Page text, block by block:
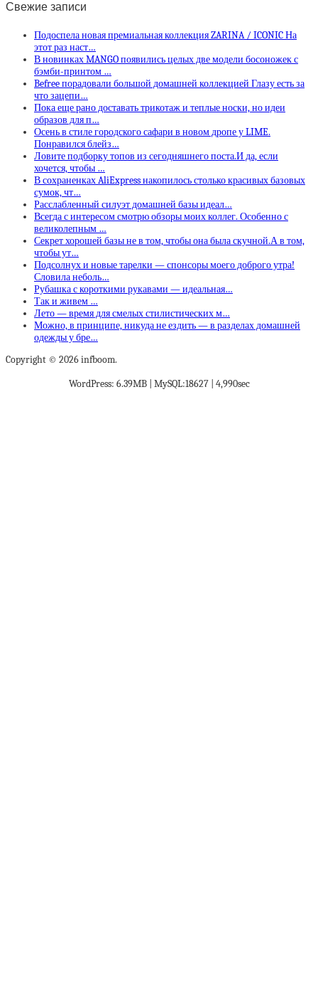
Свежие записи
Подоспела новая премиальная коллекция ZARINA / ICONIC На
этот раз наст…
В новинках MANGO появились целых две модели босоножек с
бэмби-принтом …
Befree порадовали большой домашней коллекцией Глазу есть за
что зацепи…
Пока еще рано доставать трикотаж и теплые носки, но идеи
образов для п…
Осень в стиле городского сафари в новом дропе у LIME.
Понравился блейз…
Ловите подборку топов из сегодняшнего поста.И да, если
хочется, чтобы …
В сохраненках AliExpress накопилось столько красивых базовых
сумок, чт…
Расслабленный силуэт домашней базы идеал…
Всегда с интересом смотрю обзоры моих коллег. Особенно с
великолепным …
Секрет хорошей базы не в том, чтобы она была скучной.А в том,
чтобы ут…
Подсолнух и новые тарелки — спонсоры моего доброго утра!
Словила неболь…
Рубашка с короткими рукавами — идеальная…
Так и живем …
Лето — время для смелых стилистических м…
Можно, в принципе, никуда не ездить — в разделах домашней
одежды у бре…
Copyright © 2026 infboom.
WordPress: 6.39MB | MySQL:18627 | 4,990sec